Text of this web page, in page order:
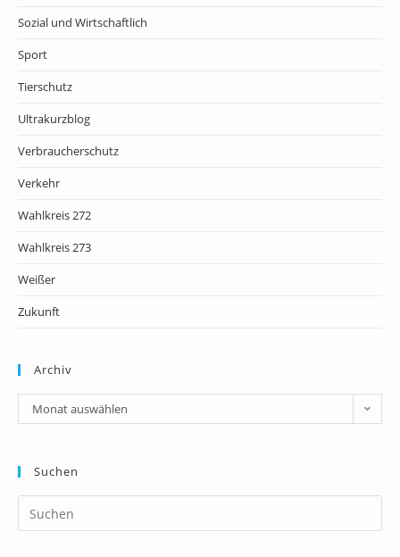
Sozial und Wirtschaftlich
Sport
Tierschutz
Ultrakurzblog
Verbraucherschutz
Verkehr
Wahlkreis 272
Wahlkreis 273
Weißer
Zukunft
Archiv
Archiv
Monat auswählen
Suchen